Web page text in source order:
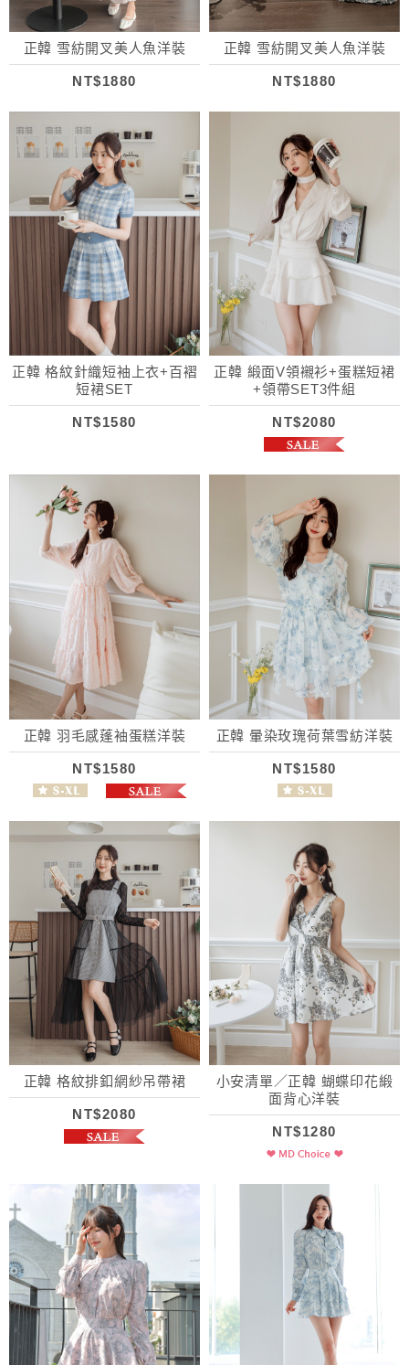
正韓 雪紡開叉美人魚洋裝
NT$1880
正韓 雪紡開叉美人魚洋裝
NT$1880
正韓 格紋針織短袖上衣+百褶
短裙SET
NT$1580
正韓 緞面V領襯衫+蛋糕短裙
+領帶SET3件組
NT$2080
正韓 羽毛感蓬袖蛋糕洋裝
NT$1580
正韓 暈染玫瑰荷葉雪紡洋裝
NT$1580
正韓 格紋排釦網紗吊帶裙
NT$2080
小安清單／正韓 蝴蝶印花緞
面背心洋裝
NT$1280